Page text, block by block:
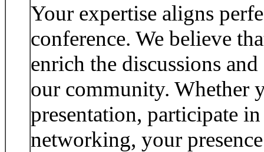
Your expertise aligns
conference. We believe
enrich the discussions
our community. Whether
presentation, participate
networking, your